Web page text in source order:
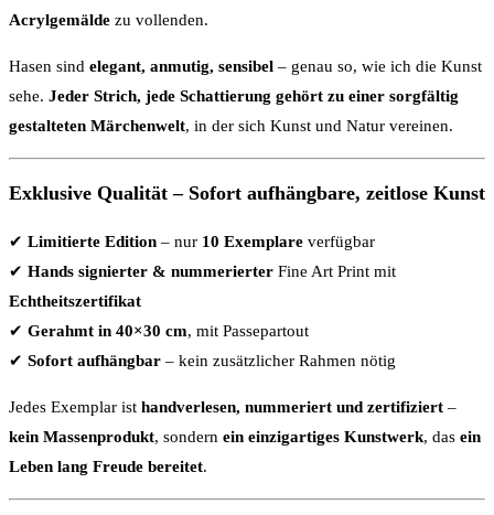
Acrylgemälde zu vollenden.
Hasen sind elegant, anmutig, sensibel – genau so, wie ich die Kunst
sehe. Jeder Strich, jede Schattierung gehört zu einer sorgfältig
gestalteten Märchenwelt, in der sich Kunst und Natur vereinen.
Exklusive Qualität – Sofort aufhängbare, zeitlose Kunst
✔ Limitierte Edition – nur 10 Exemplare verfügbar
✔ Hands signierter & nummerierter Fine Art Print mit
Echtheitszertifikat
✔ Gerahmt in 40×30 cm, mit Passepartout
✔ Sofort aufhängbar – kein zusätzlicher Rahmen nötig
Jedes Exemplar ist handverlesen, nummeriert und zertifiziert –
kein Massenprodukt, sondern ein einzigartiges Kunstwerk, das ein
Leben lang Freude bereitet.